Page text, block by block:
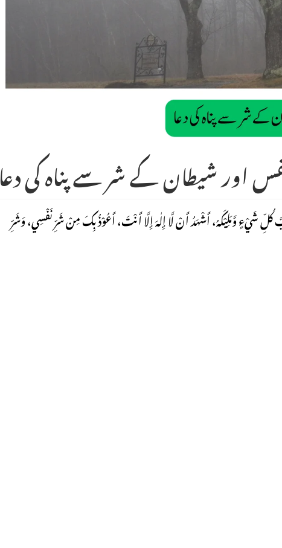
اور شیطان کے شر سے پناہ کی دعا
شَيْءٍ وَّمَلِيْكَهُ، أَشْهَدُ أَنْ لَّا إِلٰهَ إِلَّا أَنْتَ، أَعُوْذُ بِكَ مِنْ شَرِّ نَفْسِي، وَشَرِّ